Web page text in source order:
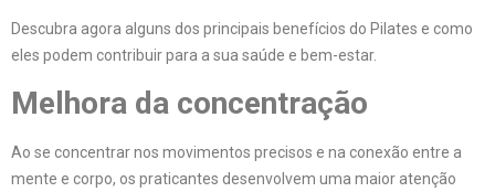
Descubra agora alguns dos principais benefícios do Pilates e como
eles podem contribuir para a sua saúde e bem-estar.
Melhora da concentração
Ao se concentrar nos movimentos precisos e na conexão entre a
mente e corpo, os praticantes desenvolvem uma maior atenção